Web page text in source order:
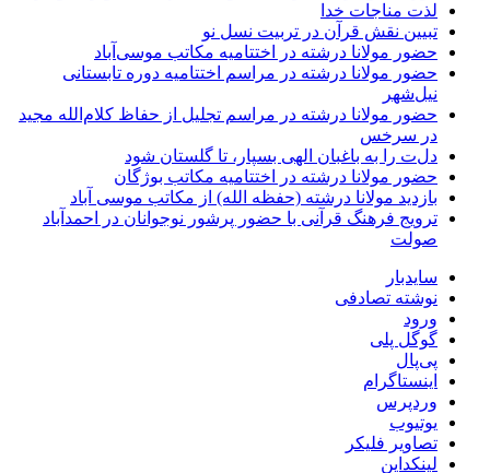
لذت مناجات خدا
تبیین نقش قرآن در تربیت نسل نو
حضور مولانا درشته در اختتامیه مکاتب موسی‌آباد
حضور مولانا درشته در مراسم اختتامیه دوره تابستانی
نیل‌شهر
حضور مولانا درشته در مراسم تجلیل از حفاظ کلام‌الله مجید
در سرخس
دل‌ت را به باغبان الهی بسپار، تا گلستان شود
حضور مولانا درشته در اختتامیه مکاتب بوژگان
بازدید مولانا درشته (حفظه الله) از مکاتب موسی آباد
ترویج فرهنگ قرآنی با حضور پرشور نوجوانان در احمدآباد
صولت
سایدبار
نوشته تصادفی
ورود
گوگل پلی
پی‌پال
اینستاگرام
وردپرس
یوتیوب
تصاویر فلیکر
لینکداین